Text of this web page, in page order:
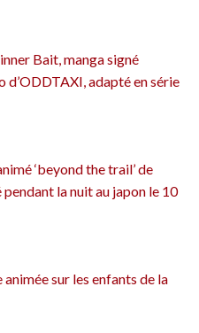
Bait, manga signé
d’ODDTAXI, adapté en série
‘beyond the trail’ de
la nuit au japon le 10
sur les enfants de la